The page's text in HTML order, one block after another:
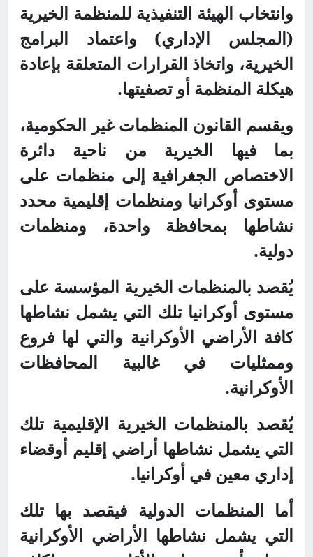
وانتخاب الهيئة التنفيذية للمنظمة الخيرية
(المجلس الإداري) واعتماد البرامج
الخيرية، واتخاذ القرارات المتعلقة بإعادة
هيكلة المنظمة أو تصفيتها.
ويقسم القانون المنظمات غير الحكومية،
بما فيها الخيرية من ناحية دائرة
الاختصاص الجغرافية إلى منظمات على
مستوى أوكرانيا ومنظمات إقليمية محدد
نشاطها بمحافظة واحدة، ومنظمات
دولية.
يُقصد بالمنظمات الخيرية المؤسسة على
مستوى أوكرانيا تلك التي يشمل نشاطها
كافة الأراضي الأوكرانية والتي لها فروع
وممثليات في غالبية المحافظات
الأوكرانية.
يُقصد بالمنظمات الخيرية الإقليمية تلك
التي يشمل نشاطها أراضي إقليم أوقضاء
إداري معين في أوكرانيا.
أما المنظمات الدولية فيقصد بها تلك
التي يشمل نشاطها الأراضي الأوكرانية